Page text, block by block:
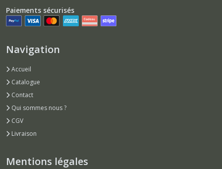
Paiements sécurisés
Navigation
Accueil
Catalogue
Contact
Qui sommes nous ?
CGV
Livraison
Mentions légales